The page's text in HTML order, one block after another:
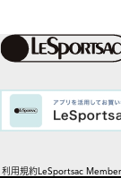
利用規約LeSportsac